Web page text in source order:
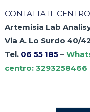
CONTATTA IL
Artemisia Lab
Via A. Lo Surdo 40/
Tel. 06 55 185 –
centro: 3293258466